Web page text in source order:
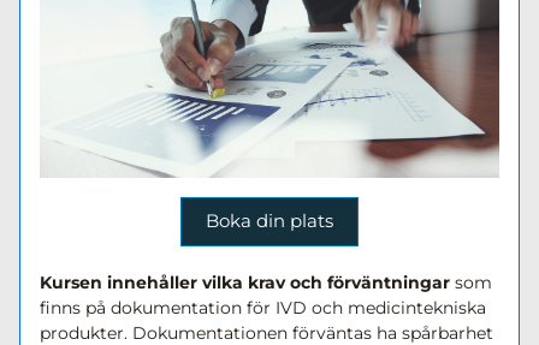
Boka din plats
Kursen innehåller vilka krav och förväntningar som
finns på dokumentation för IVD och medicintekniska
produkter. Dokumentationen förväntas ha spårbarhet